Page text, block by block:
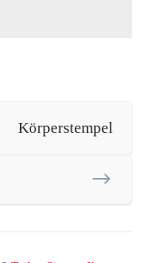
Körperstempel